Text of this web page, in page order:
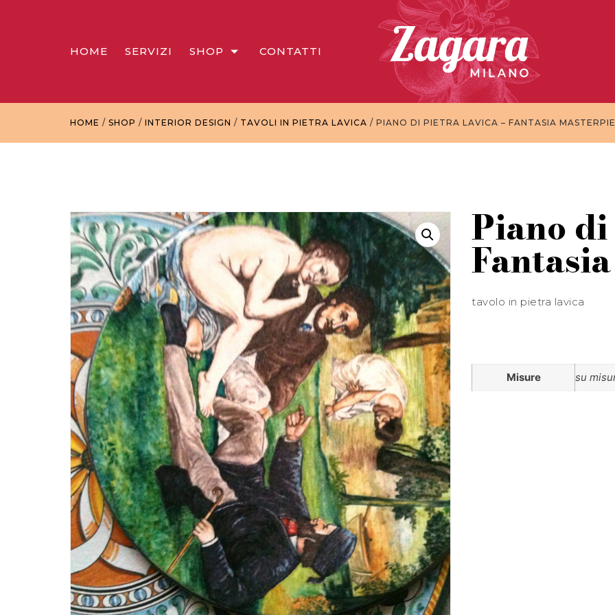
HOME SERVIZI SHOP CONTATTI
HOME / SHOP / INTERIOR DESIGN / TAVOLI IN PIETRA LAVICA / PIANO DI PIETRA LAVICA – FANTASIA
Piano
tavolo in pietra lavica
Misure su